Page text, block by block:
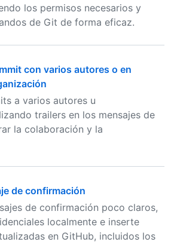
los permisos necesarios y
de Git de forma eficaz.
con varios autores o en
a varios autores u
trailers en los mensajes de
la colaboración y la
de confirmación
de confirmación poco claros,
localmente e inserte
en GitHub, incluidos los